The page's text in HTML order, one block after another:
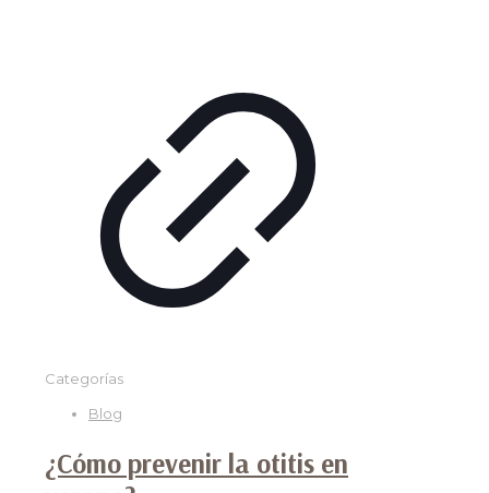
Categorías
Blog
¿Cómo prevenir la otitis en